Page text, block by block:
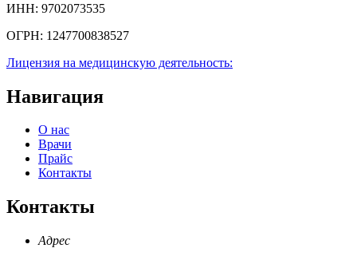
ИНН: 9702073535
ОГРН: 1247700838527
Лицензия на медицинскую деятельность:
Навигация
О нас
Врачи
Прайс
Контакты
Контакты
Адрес